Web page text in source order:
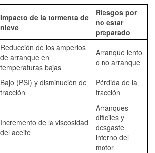
Impacto de la tormenta de
nieve
Riesgos por
no estar
preparado
Reducción de los amperios
de arranque en
temperaturas bajas
Arranque lento
o no arranque
Bajo (PSI) y disminución de
tracción
Pérdida de la
tracción
Incremento de la viscosidad
del aceite
Arranques
difíciles y
desgaste
interno del
motor